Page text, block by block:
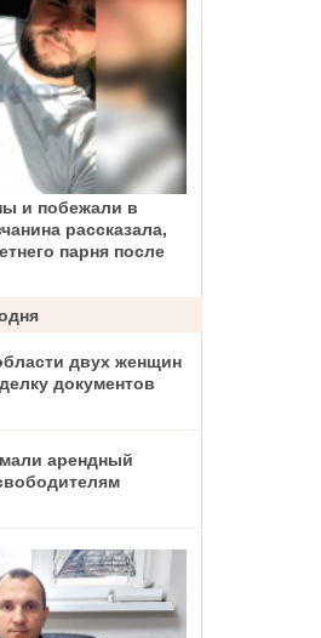
и побежали в
рассказала,
парня после
двух женщин
документов
арендный